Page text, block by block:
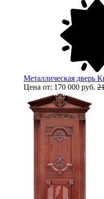
Металлическая дверь
Цена от: 170 000 руб.